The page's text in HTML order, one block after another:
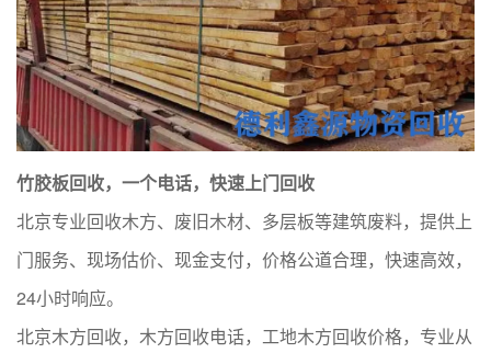
竹胶板回收，一个电话，快速上门回收
北京专业回收木方、废旧木材、多层板等建筑废料，提供上
门服务、现场估价、现金支付，价格公道合理，快速高效，
24小时响应。
北京木方回收，木方回收电话，工地木方回收价格，专业从